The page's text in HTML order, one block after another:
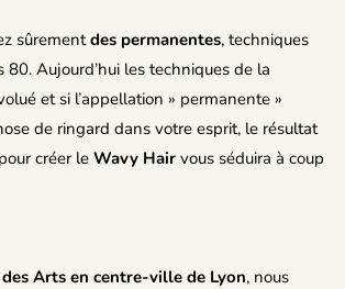
sûrementdes permanentes, techniques
80. Aujourd’hui les techniques de la
et si l’appellation » permanente »
de ringard dans votre esprit, le résultat
créer le Wavy Hair vous séduira à coup
Arts en centre-ville de Lyon, nous